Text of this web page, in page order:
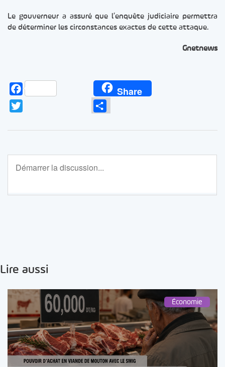
Le gouverneur a assuré que l’enquête judiciaire permettra
de déterminer les circonstances exactes de cette attaque.
Gnetnews
Facebook Share
Lire aussi
Économie